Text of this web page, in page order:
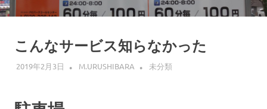
こんなサービス知らなかった
2019年2月3日 M.URUSHIBARA 未分類